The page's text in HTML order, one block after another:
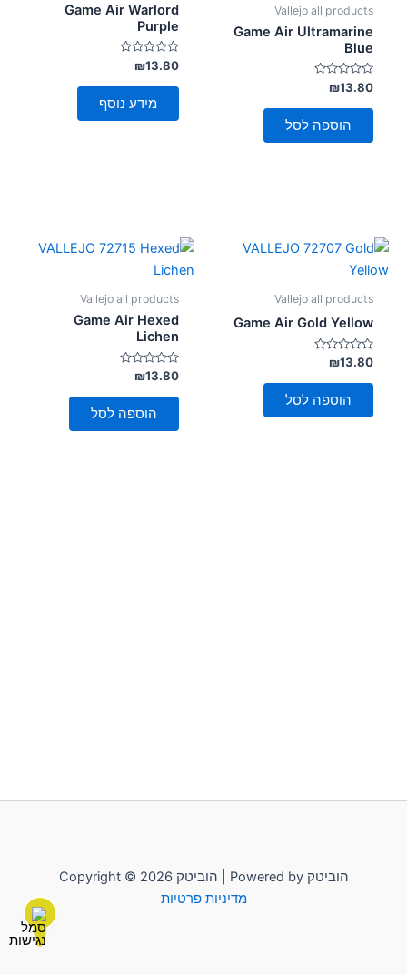
Vallejo all products
Game Air Ultramarine
Blue
דורג
0
מתוך
₪13.80
הוספה לסל
Game Air Warlord
Purple
דורג
0
מתוך
₪13.80
מידע נוסף
Vallejo all products
Game Air Gold Yellow
דורג
0
מתוך
₪13.80
הוספה לסל
Vallejo all products
Game Air Hexed
Lichen
דורג
0
מתוך
₪13.80
הוספה לסל
Copyright © 2026 הוביטק | Powered by הוביטק
מדיניות פרטיות